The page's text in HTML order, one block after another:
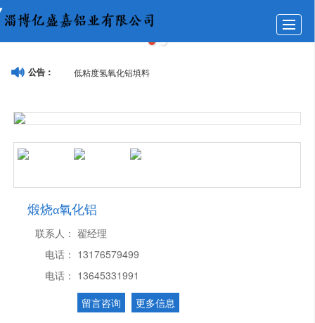
公告： 低粘度氢氧化铝填料
煅烧α氧化铝
联系人： 翟经理
电话： 13176579499
电话： 13645331991
留言咨询
更多信息